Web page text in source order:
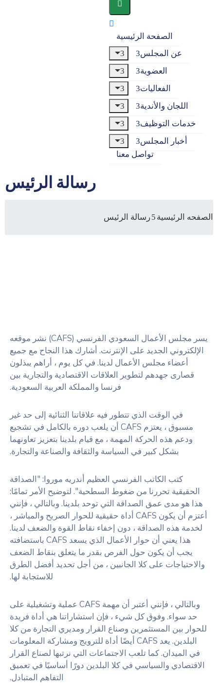
الصفحة الرئيسية
عن المجلس
العضوية
الفعاليات
اللجان والأندية
خدمات التوظيف
أخبار المجلس
تواصل معنا
رسالة الرئيس
الصفحه الرئيسية رسالة الرئيس
يسر مجلس الأعمال السعودي الفرنسي (CAFS) نشر موقعه
الإلكتروني الجديد على الإنترنت. أشارك هذا النجاح مع جميع
أعضاء مجلس الأعمال لدينا. في كل يوم ، أراهم يبذلون
قصارى جهدهم لتطوير العلاقات الاقتصادية والتجارية بين
فرنسا والمملكة العربية السعودية.
في الوقت الذي تتطور فيه علاقاتنا الثنائية إلى حد غير
مسبوق ، يعتزم CAFS أن يلعب دوره بالكامل في تشجيع
ودعم هذه الحركة المهمة ، مع قيام بلدينا بتعزيز تعاونهما
بشكل كبير في السياسة والثقافة والصناعة والتجارة.
كتب الكاتب الفرنسي العظيم أندريه موروا: "الصداقة
الحقيقية تحررنا من ضغوط السطحية". لتوضيح الأمر تمامًا:
هذا هو مدى عمق الصداقة التي توحد بلدينا. وبالتالي ، فإنني
أعتزم أن يكون CAFS أداة حقيقية للحوار الصريح والمباشر ،
لخدمة هذه الصداقة ، دون إخفاء نقاط القوة والضعف لدينا.
هذا يعني أن حوار الأعمال الذي يسعد CAFS باستضافته
يجب أن يكون حول الفرص بقدر ما يتعلق بنقاط الضعف
والاحتياجات على كلا الجانبين ، من أجل تحديد أفضل الطرق
للاستجابة لها.
وبالتالي ، فإنني أعتبر أن مهمة CAFS عملية وتشغيلية على
حد سواء. وفوق كل شيء ، فإن استشاراتنا هي أداة فريدة
للحوار بين المستثمرين وصناع القرار ومديري التجارة من كلا
البلدين. يعد CAFS أيضًا أداة للترويج ومشاركة المعلومات
في الميدان. كما تلعب الاجتماعات التي نرتبها لصناع القرار
الاقتصادي والسياسي في كلا البلدين دورًا أساسيًا في تعميق
التفاهم المتبادل.